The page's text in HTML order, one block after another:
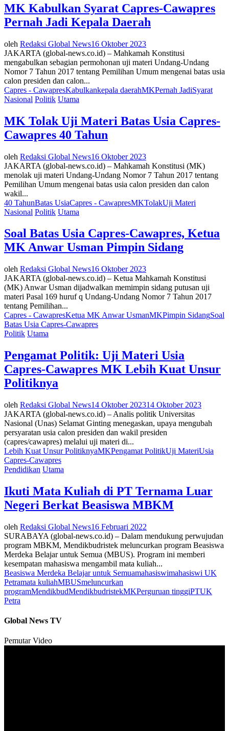
MK Kabulkan Syarat Capres-Cawapres
Pernah Jadi Kepala Daerah
oleh Redaksi Global News16 Oktober 2023
JAKARTA (global-news.co.id) – Mahkamah Konstitusi
mengabulkan sebagian permohonan uji materi Undang-Undang
Nomor 7 Tahun 2017 tentang Pemilihan Umum mengenai batas usia
calon presiden dan calon...
Capres - CawapresKabulkankepala daerahMKPernah JadiSyarat
Nasional Politik Utama
MK Tolak Uji Materi Batas Usia Capres-
Cawapres 40 Tahun
oleh Redaksi Global News16 Oktober 2023
JAKARTA (global-news.co.id) – Mahkamah Konstitusi (MK)
menolak uji materi Undang-Undang Nomor 7 Tahun 2017 tentang
Pemilihan Umum mengenai batas usia calon presiden dan calon
wakil...
40 TahunBatas UsiaCapres - CawapresMKTolakUji Materi
Nasional Politik Utama
Soal Batas Usia Capres-Cawapres, Ketua
MK Anwar Usman Pimpin Sidang
oleh Redaksi Global News16 Oktober 2023
JAKARTA (global-news.co.id) – Ketua Mahkamah Konstitusi
(MK) Anwar Usman dijadwalkan memimpin sidang putusan uji
materi Pasal 169 huruf q Undang-Undang Nomor 7 Tahun 2017
tentang Pemilihan...
Capres - CawapresKetua MK Anwar UsmanMKPimpin SidangSoal
Batas Usia Capres-Cawapres
Politik Utama
Pengamat Politik: Uji Materi Usia
Capres-Cawapres MK Lebih Kuat Unsur
Politiknya
oleh Redaksi Global News14 Oktober 202314 Oktober 2023
JAKARTA (global-news.co.id) – Analis politik Universitas
Nasional (Unas) Selamat Ginting menegaskan, upaya mengubah
persyaratan usia calon presiden dan wakil presiden
(capres/cawapres) melalui uji materi di...
Lebih Kuat Unsur PolitiknyaMKPengamat PolitikUji MateriUsia
Capres-Cawapres
Pendidikan Utama
Ikuti Mata Kuliah di PT Ternama Luar
Negeri Berkat Beasiswa MBKM
oleh Redaksi Global News16 Februari 2022
SURABAYA (global-news.co.id) – Dalam mendukung perwujudan
program MBKM, Mendikbudristek meluncurkan program Beasiswa
Merdeka Belajar untuk Semua (MBUS). Program ini memberi
kesempatan mahasiswa mengambil mata kuliah...
Beasiswa Merdeka Belajar untuk Semuamahasiswimahasiswi UK
Petramata kuliahMBUSmeluncurkan
programMendikbudMendikbudristekMKPerguruan tinggiPTUK
Petra
Global News TV
Pemutar Video